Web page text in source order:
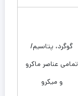
گوگرد، پتاسیم/
تمامی عناصر ماکرو
و میکرو